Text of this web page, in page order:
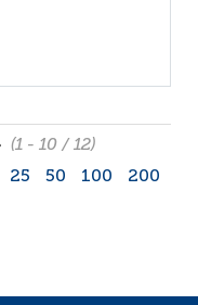
(1 - 10 / 12)
25 50 100 200